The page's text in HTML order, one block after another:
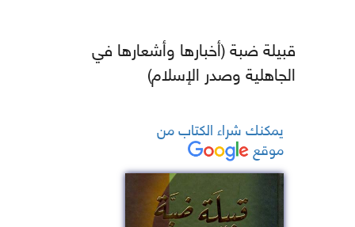
قبيلة ضبة (أخبارها وأشعارها في
الجاهلية وصدر الإسلام)
يمكنك شراء الكتاب من
موقع